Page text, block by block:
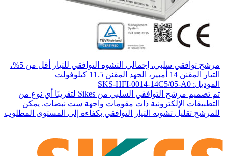
مرشح توافقي سلبي، إجمالي التشوه التوافقي للتيار أقل من 5%،
التيار المقنن 14 أمبير، الجهد المقنن 11.5 كيلوفولت
الموديل: SKS-HFI-0014-14C5/05-A0
تم تصميم مرشح التوافقي السلبي من Sikes لتقريبًا أي نوع من
التطبيقات الإلكترونية ذات مقومات واجهة ست نبضات. يمكن
للمرشح تقليل تشويه التيار التوافقي بكفاءة إلى المستوى المطلوب.